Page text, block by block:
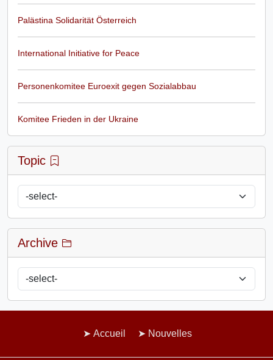
Palästina Solidarität Österreich
International Initiative for Peace
Personenkomitee Euroexit gegen Sozialabbau
Komitee Frieden in der Ukraine
Topic
Archive
Accueil Nouvelles